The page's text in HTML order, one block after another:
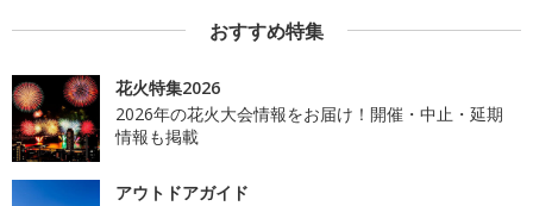
おすすめ特集
花火特集2026
2026年の花火大会情報をお届け！開催・中止・延期
情報も掲載
アウトドアガイド